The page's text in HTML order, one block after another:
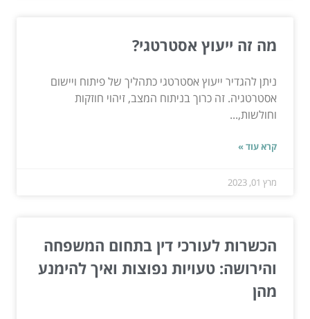
מה זה ייעוץ אסטרטגי?
ניתן להגדיר ייעוץ אסטרטגי כתהליך של פיתוח ויישום
אסטרטגיה. זה כרוך בניתוח המצב, זיהוי חוזקות
וחולשות,...
קרא עוד »
מרץ 01, 2023
הכשרות לעורכי דין בתחום המשפחה
והירושה: טעויות נפוצות ואיך להימנע
מהן